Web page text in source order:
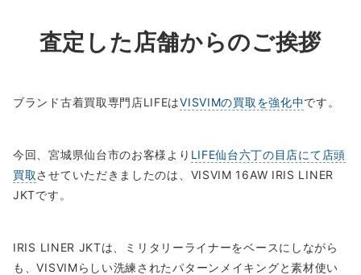
査定した店舗からのご挨拶
ブランド古着買取専門店LIFEはVISVIMの買取を強化中です。
今回、宮城県仙台市のお客様より LIFE仙台六丁の目店にて店頭
買取させていただきましたのは、VISVIM 16AW IRIS LINER
JKTです。
IRIS LINER JKTは、ミリタリーライナーをベースにしながら
も、VISVIMらしい洗練されたパターンメイキングと素材使い